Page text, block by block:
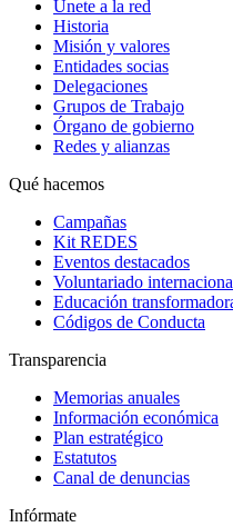
Únete a la red
Historia
Misión y valores
Entidades socias
Delegaciones
Grupos de Trabajo
Órgano de gobierno
Redes y alianzas
Qué hacemos
Campañas
Kit REDES
Eventos destacados
Voluntariado
Educación
Códigos de Conducta
Transparencia
Memorias anuales
Información económica
Plan estratégico
Estatutos
Canal de denuncias
Infórmate